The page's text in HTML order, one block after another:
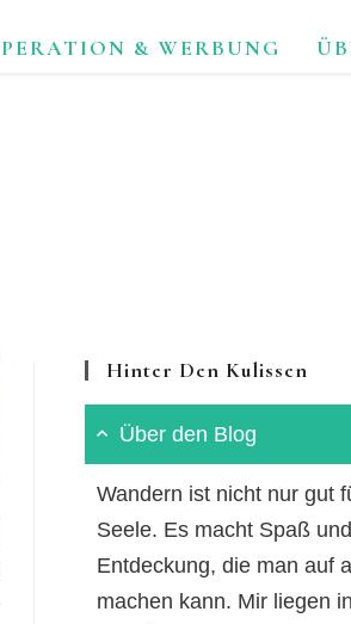
& WERBUNG
Hinter Den Kulissen
Über den Blog
Wandern ist nicht nur gut
Seele. Es macht Spaß
Entdeckung, die man auf
machen kann. Mir liegen